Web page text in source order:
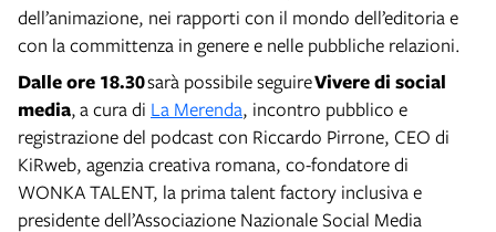
dell’animazione, nei rapporti con il mondo dell’editoria e
con la committenza in genere e nelle pubbliche relazioni.
Dalle ore 18.30sarà possibile seguireVivere di social
media,a cura di La Merenda, incontro pubblico e
registrazione del podcast con Riccardo Pirrone, CEO di
KiRweb, agenzia creativa romana, co-fondatore di
WONKA TALENT, la prima talent factory inclusiva e
presidente dell’Associazione Nazionale Social Media